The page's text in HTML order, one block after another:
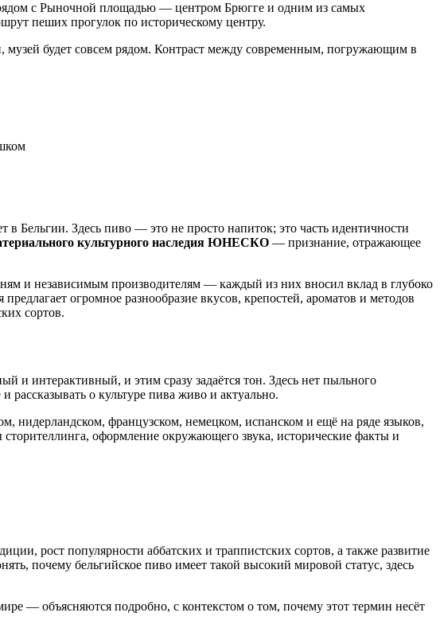
с Рыночной площадью — центром Брюгге и одним из самых
пеших прогулок по историческому центру.
музей будет совсем рядом. Контраст между современным, погружающим в
в Бельгии. Здесь пиво — это не просто напиток; это часть идентичности
культурного наследия ЮНЕСКО — признание, отражающее
и независимым производителям — каждый из них вносил вклад в глубоко
огромное разнообразие вкусов, крепостей, ароматов и методов
сортов.
интерактивный, и этим сразу задаётся тон. Здесь нет пыльного
о культуре пива живо и актуально.
нидерландском, французском, немецком, испанском и ещё на ряде языков,
оформление окружающего звука, исторические факты и
рост популярности аббатских и траппистских сортов, а также развитие
почему бельгийское пиво имеет такой высокий мировой статус, здесь
— объясняются подробно, с контекстом о том, почему этот термин несёт